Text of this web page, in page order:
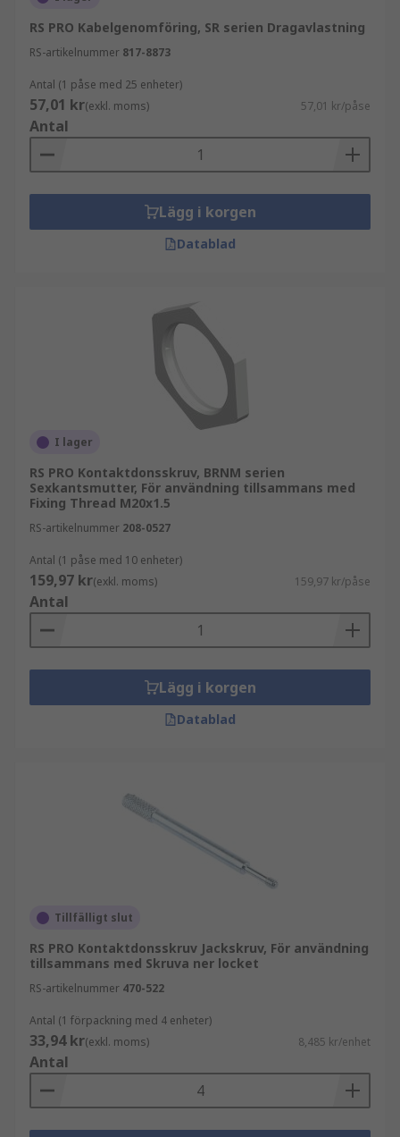
RS PRO Kabelgenomföring, SR serien Dragavlastning
RS-artikelnummer 817-8873
Antal (1 påse med 25 enheter)
57,01 kr(exkl. moms) 57,01 kr/påse
Antal
Lägg i korgen
Datablad
I lager
RS PRO Kontaktdonsskruv, BRNM serien
Sexkantsmutter, För användning tillsammans med
Fixing Thread M20x1.5
RS-artikelnummer 208-0527
Antal (1 påse med 10 enheter)
159,97 kr(exkl. moms) 159,97 kr/påse
Antal
Lägg i korgen
Datablad
Tillfälligt slut
RS PRO Kontaktdonsskruv Jackskruv, För användning
tillsammans med Skruva ner locket
RS-artikelnummer 470-522
Antal (1 förpackning med 4 enheter)
33,94 kr(exkl. moms) 8,485 kr/enhet
Antal